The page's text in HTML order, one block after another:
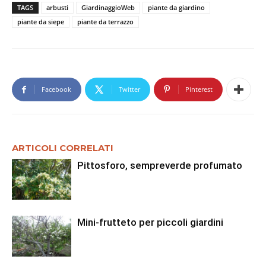
TAGS arbusti GiardinaggioWeb
piante da giardino
piante da siepe
piante da terrazzo
Facebook Twitter Pinterest
ARTICOLI CORRELATI
Pittosforo, sempreverde profumato
Mini-frutteto per piccoli giardini